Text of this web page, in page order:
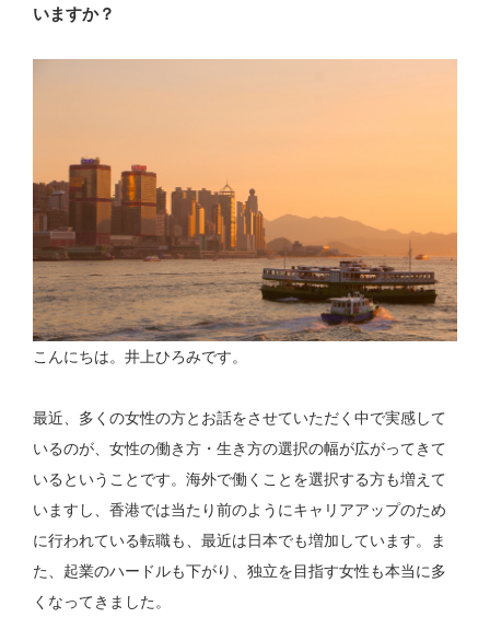
いますか？
こんにちは。井上ひろみです。
最近、多くの女性の方とお話をさせていただく中で実感して
いるのが、女性の働き方・生き方の選択の幅が広がってきて
いるということです。海外で働くことを選択する方も増えて
いますし、香港では当たり前のようにキャリアアップのため
に行われている転職も、最近は日本でも増加しています。ま
た、起業のハードルも下がり、独立を目指す女性も本当に多
くなってきました。